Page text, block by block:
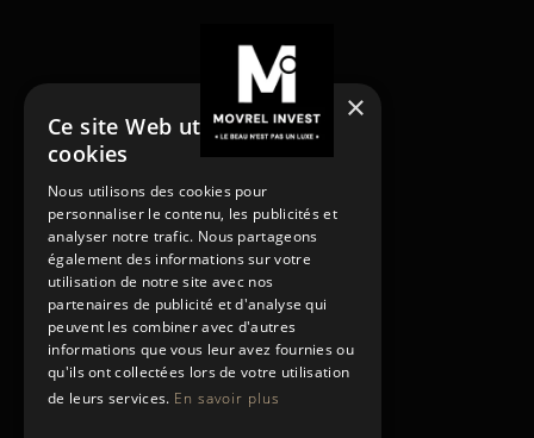
Acheter
Acheter
Vendre
Vendre
Louer
Louer
Rénover
Rénover
Gestion locative
Gestion locative
PAGES
Contact
Contact
Conditions générales
×
Ce site Web utilise des
cookies
Nous utilisons des cookies pour
personnaliser le contenu, les publicités et
analyser notre trafic. Nous partageons
également des informations sur votre
utilisation de notre site avec nos
partenaires de publicité et d'analyse qui
peuvent les combiner avec d'autres
informations que vous leur avez fournies ou
qu'ils ont collectées lors de votre utilisation
de leurs services. En savoir plus